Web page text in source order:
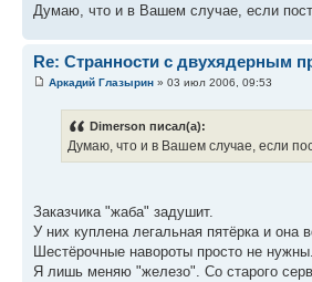
Думаю, что и в Вашем случае, если
Re: Странности с двухядерным
Аркадий Глазырин » 03 июл 2006, 09:53
Dimerson писал(а):
Думаю, что и в Вашем случае, если
Заказчика "жаба" задушит.
У них куплена легальная пятёрка и она
Шестёрочные навороты просто не нужны.
Я лишь меняю "железо". Со старого